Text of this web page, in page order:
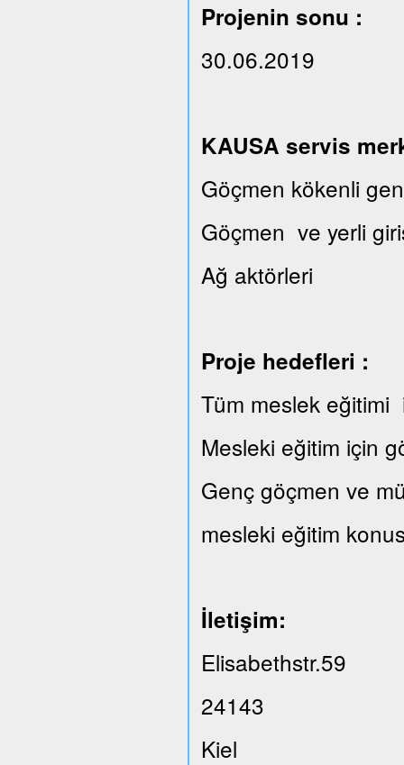
Projenin sonu :
30.06.2019
KAUSA servis
Göçmen kökenli
Göçmen ve yerli
Ağ aktörleri
Proje hedefleri :
Tüm meslek eğitimi
Mesleki eğitim için
Genç göçmen ve
mesleki eğitim
İletişim:
Elisabethstr.59
24143
Kiel